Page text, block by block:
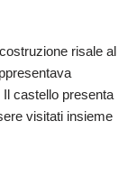
risale al
Il castello presenta
visitati insieme